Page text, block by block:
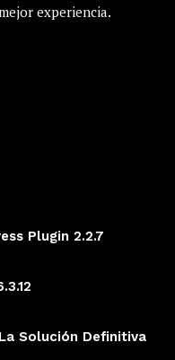
experiencia.
Plugin 2.2.7
Solución Definitiva